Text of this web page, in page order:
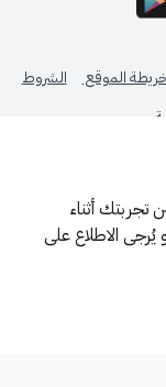
تجربتك أثناء
يُرجى الاطلاع على
الموقع
الشروط
الوطني لنظم الموارد الحكومية -